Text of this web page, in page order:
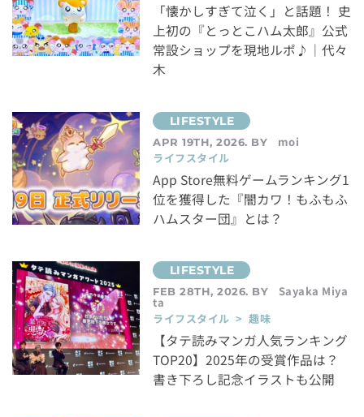
「懐かしすぎて泣く」と話題！ 史
上初の『とっとこハム太郎』公式
常設ショップを現地ルポ♪｜代々
木
APR 19TH, 2026. BY
moi
ライフスタイル
App Store無料ゲームランキング1
位を獲得した『闇カワ！もふもふ
ハムスター団』とは？
FEB 28TH, 2026. BY Sayaka Miya
ta
ライフスタイル > 趣味
【タテ読みマンガ人気ランキング
TOP20】2025年の受賞作品は？
書き下ろし記念イラストも公開